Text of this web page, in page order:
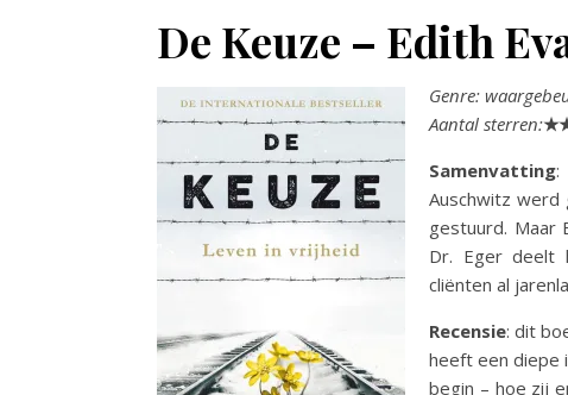
De Keuze – Edith
Genre:
Aantal sterren:
Samenvatting:
Auschwitz
gestuurd. Maar
Dr. Eger deelt
cliënten al
Recensie: dit
heeft een diepe
begin – hoe zij